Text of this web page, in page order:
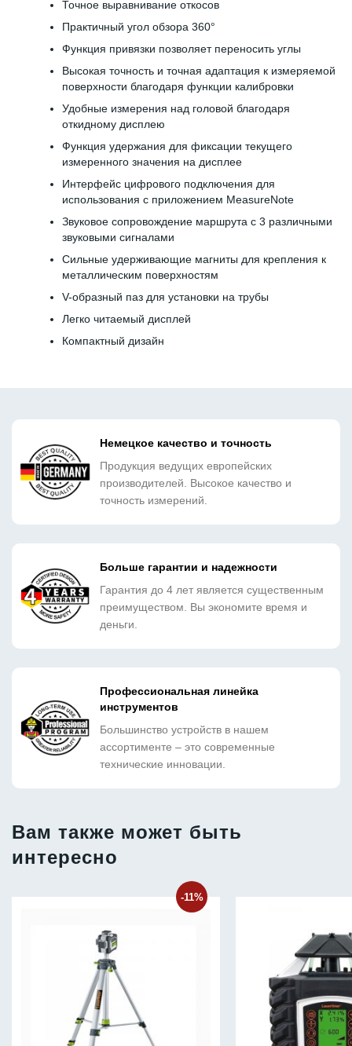
Точное выравнивание откосов
Практичный угол обзора 360°
Функция привязки позволяет переносить углы
Высокая точность и точная адаптация к измеряемой
поверхности благодаря функции калибровки
Удобные измерения над головой благодаря
откидному дисплею
Функция удержания для фиксации текущего
измеренного значения на дисплее
Интерфейс цифрового подключения для
использования с приложением MeasureNote
Звуковое сопровождение маршрута с 3 различными
звуковыми сигналами
Сильные удерживающие магниты для крепления к
металлическим поверхностям
V-образный паз для установки на трубы
Легко читаемый дисплей
Компактный дизайн
Немецкое качество и точность
Продукция ведущих европейских
производителей. Высокое качество и
точность измерений.
Больше гарантии и надежности
Гарантия до 4 лет является существенным
преимуществом. Вы экономите время и
деньги.
Профессиональная линейка
инструментов
Большинство устройств в нашем
ассортименте – это современные
технические инновации.
Вам также может быть
интересно
-11%